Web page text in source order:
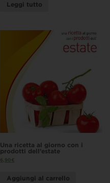
Leggi tutto
Una ricetta al giorno con i
prodotti dell’estate
6,90€
Aggiungi al carrello